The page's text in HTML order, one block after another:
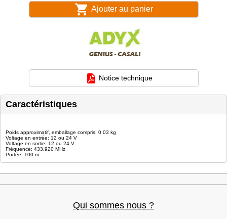
Ajouter au panier
Notice technique
Caractéristiques
Poids approximatif, emballage compris: 0.03 kg
Voltage en entrée: 12 ou 24 V
Voltage en sortie: 12 ou 24 V
Fréquence: 433.920 MHz
Portée: 100 m
Qui sommes nous ?